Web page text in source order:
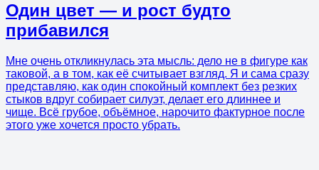
Один цвет — и рост будто
прибавился
Мне очень откликнулась эта мысль: дело не в фигуре как
таковой, а в том, как её считывает взгляд. Я и сама сразу
представляю, как один спокойный комплект без резких
стыков вдруг собирает силуэт, делает его длиннее и
чище. Всё грубое, объёмное, нарочито фактурное после
этого уже хочется просто убрать.